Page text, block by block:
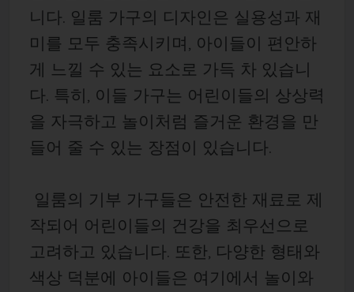
니다. 일룸 가구의 디자인은 실용성과 재
미를 모두 충족시키며, 아이들이 편안하
게 느낄 수 있는 요소로 가득 차 있습니
다. 특히, 이들 가구는 어린이들의 상상력
을 자극하고 놀이처럼 즐거운 환경을 만
들어 줄 수 있는 장점이 있습니다.
일룸의 기부 가구들은 안전한 재료로 제
작되어 어린이들의 건강을 최우선으로
고려하고 있습니다. 또한, 다양한 형태와
색상 덕분에 아이들은 여기에서 놀이와